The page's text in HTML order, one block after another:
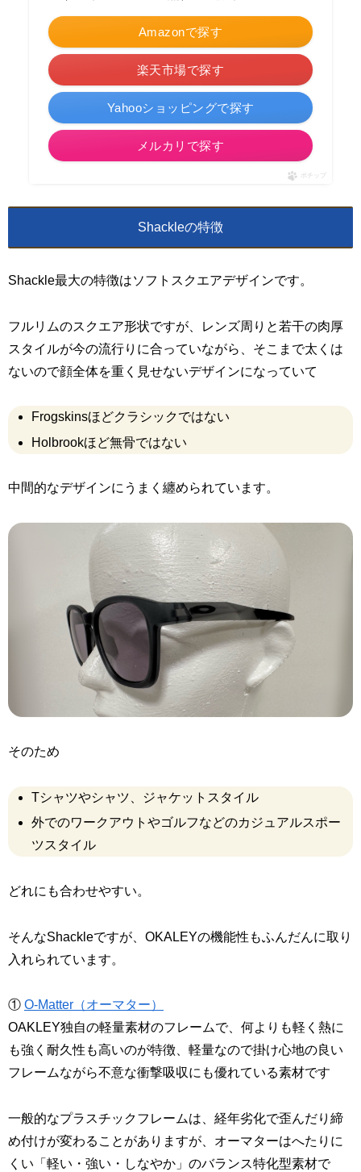
Amazonで探す
楽天市場で探す
Yahooショッピングで探す
メルカリで探す
ポチップ
Shackleの特徴
Shackle最大の特徴はソフトスクエアデザインです。
フルリムのスクエア形状ですが、レンズ周りと若干の肉厚
スタイルが今の流行りに合っていながら、そこまで太くは
ないので顔全体を重く見せないデザインになっていて
Frogskinsほどクラシックではない
Holbrookほど無骨ではない
中間的なデザインにうまく纏められています。
そのため
Tシャツやシャツ、ジャケットスタイル
外でのワークアウトやゴルフなどのカジュアルスポー
ツスタイル
どれにも合わせやすい。
そんなShackleですが、OKALEYの機能性もふんだんに取り
入れられています。
① O-Matter（オーマター）
OAKLEY独自の軽量素材のフレームで、何よりも軽く熱に
も強く耐久性も高いのが特徴、軽量なので掛け心地の良い
フレームながら不意な衝撃吸収にも優れている素材です
一般的なプラスチックフレームは、経年劣化で歪んだり締
め付けが変わることがありますが、オーマターはへたりに
くい「軽い・強い・しなやか」のバランス特化型素材で